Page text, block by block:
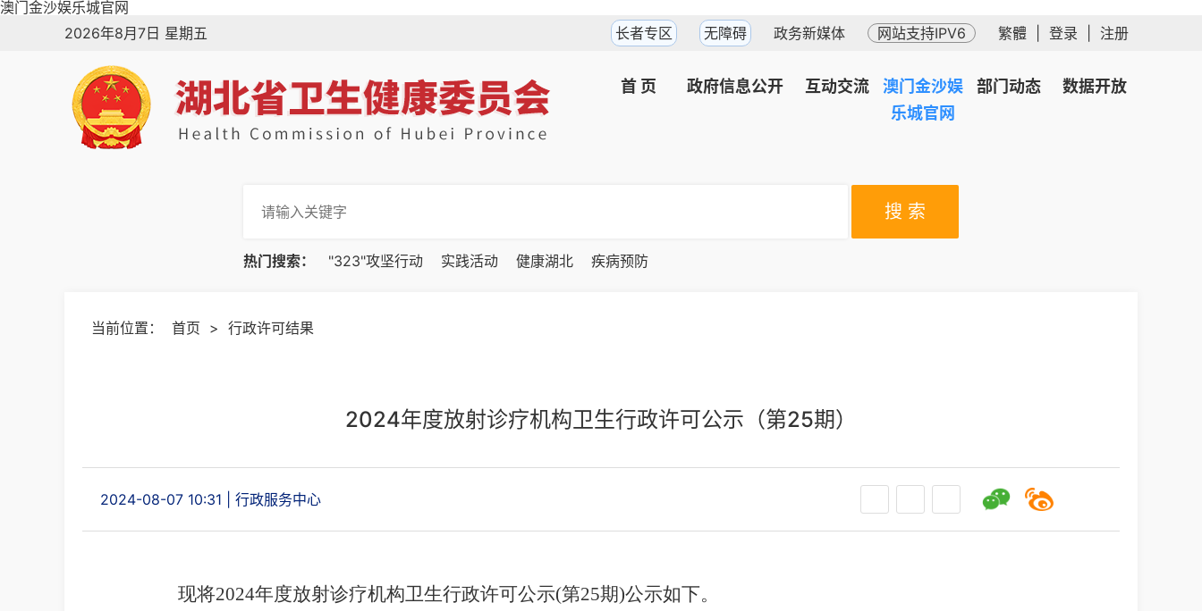
澳门金沙娱乐城官网
2026年8月7日 星期五
长者专区 无障碍 政务新媒体 网站支持IPV6 繁體 登录 注册
首 页 政府信息公开 互动交流
澳门金沙娱
乐城官网
部门动态 数据开放
搜 索
热门搜索： "323"攻坚行动 实践活动 健康湖北 疾病预防
当前位置： 首页 > 行政许可结果
2024年度放射诊疗机构卫生行政许可公示（第25期）
2024-08-07 10:31 行政服务中心
现将2024年度放射诊疗机构卫生行政许可公示(第25期)公示如下。